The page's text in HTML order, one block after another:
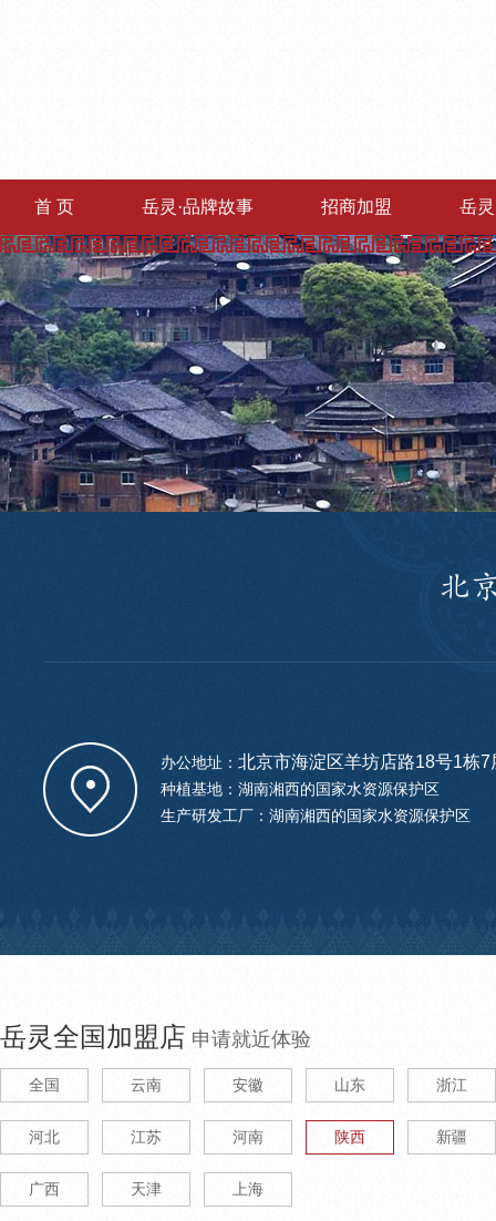
首 页 岳灵·品牌故事 招商加盟 岳
办公地址： 北京市海淀区羊坊店路18号1栋7
种植基地：湖南湘西的国家水资源保护区
生产研发工厂：湖南湘西的国家水资源保护区
岳灵全国加盟店 申请就近体验
全国 云南 安徽 山东 浙江
河北 江苏 河南 陕西 新疆
广西 天津 上海